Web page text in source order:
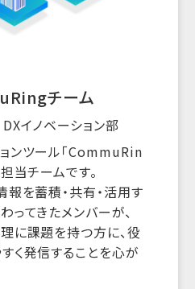
チーム
イノベーション部
ンツール「CommuRin
当チームです。
報を蓄積・共有・活用す
ってきたメンバーが、
に課題を持つ方に、役
く発信することを心が